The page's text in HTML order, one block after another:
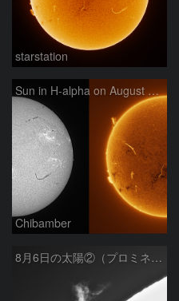
starstation
Sun in H-alpha on August 6, 2026
Chibamber
8月6日の太陽②（プロミネン北東縁 ）